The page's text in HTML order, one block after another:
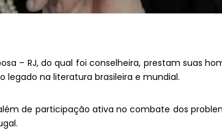
– RJ, do qual foi conselheira, prestam suas
legado na literatura brasileira e mundial.
de participação ativa no combate dos